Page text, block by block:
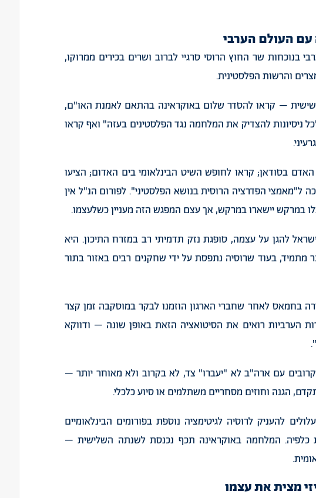
עם העולם הערבי
בנוכחות שר החוץ הרוסי סרגיי לברוב ושרים בכירים ממרוקו,
והרשות הפלסטינית.
– קראו להסדר שלום באוקראינה בהתאם לאמנת האו"ם,
כל ניסיונותלהצדיק את המלחמה נגד הפלסטינים בעזה" ואף קראו
גרעיני.
האדם בסודאן; קראו לחופש השיט הבינלאומי בים האדום; הציעו
ל"מאמצי הפדרציה הרוסיתבנושא הפלסטיני". לפורום הנ"ל אין
במרקשיישארובמרקש,אךעצם המפגש הזה מענייןכשלעצמו.
להגן על עצמה, סופגת נזק תדמיתי רב במזרח התיכון. היא
מתמיד,בעוד שרוסיה נתפסת על ידי שחקנים רבים באזור בתור
בחמאס לאחר שחברי הארגון הוזמנו לבקר במוסקבה זמן קצר
הערביות רואים את הסיטואציה הזאת באופן שונה– ודווקא
".
קרובים עם ארה"ב לא "יעברו" צד, לא בקרוב ולא מאוחר יותר–
, הגנה וחוזים מסחריים משתלמים אוסיועכלכלי.
עלולים להעניק לרוסיה לגיטימציה נוספת בפורומים הבינלאומיים
כלפיה. המלחמה באוקראינה תכף נכנסת לשנתה השלישית–
.
מציתאתעצמו